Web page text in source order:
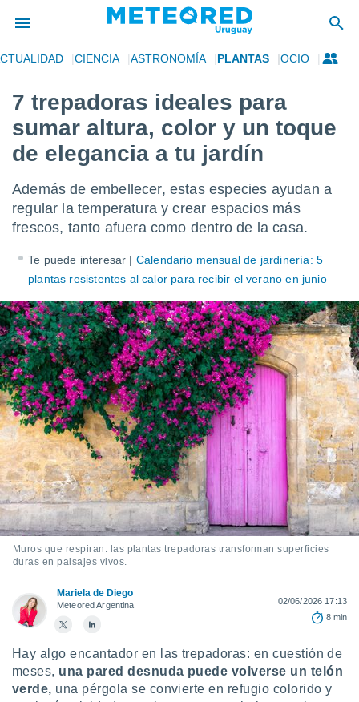
de
ha
por
para
que se
calidad.
a este
las
y
digital
basada
permite
seguir
contenido
coste.
la
nuestros
y análisis
en
así como
perfil
ACEPTAR
Y
CONTINUAR
CONFIGURACIÓN
CIENCIA ASTRONOMÍA PLANTAS OCIO
7 trepadoras ideales para
sumar altura, color y un toque
de elegancia a tu jardín
Además de embellecer, estas especies ayudan a
regular la temperatura y crear espacios más
frescos, tanto afuera como dentro de la casa.
Te puede interesar | Calendario mensual de jardinería: 5
plantas resistentes al calor para recibir el verano en junio
Muros que respiran: las plantas trepadoras transforman superficies
duras en paisajes vivos.
Mariela de Diego
Meteored Argentina
02/06/2026 17:13
8 min
Hay algo encantador en las trepadoras: en cuestión de
meses, una pared desnuda puede volverse un telón
verde, una pérgola se convierte en refugio colorido y